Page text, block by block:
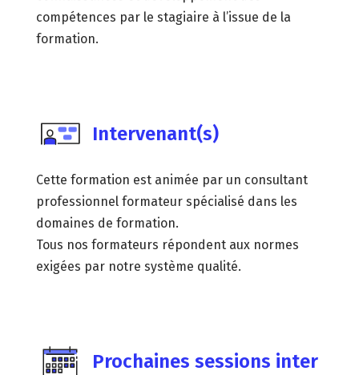
compétences par le stagiaire à l’issue de la
formation.
Intervenant(s)
Cette formation est animée par un consultant
professionnel formateur spécialisé dans les
domaines de formation.
Tous nos formateurs répondent aux normes
exigées par notre système qualité.
Prochaines sessions inter